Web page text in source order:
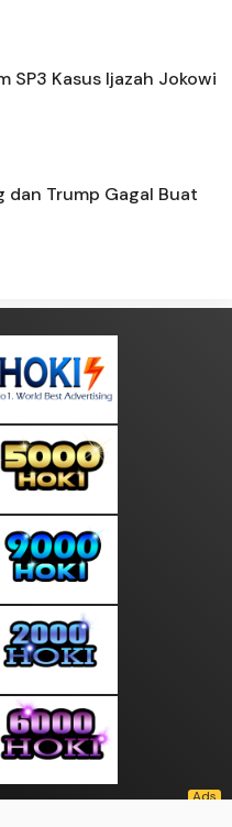
SP3 Kasus Ijazah Jokowi
dan Trump Gagal Buat